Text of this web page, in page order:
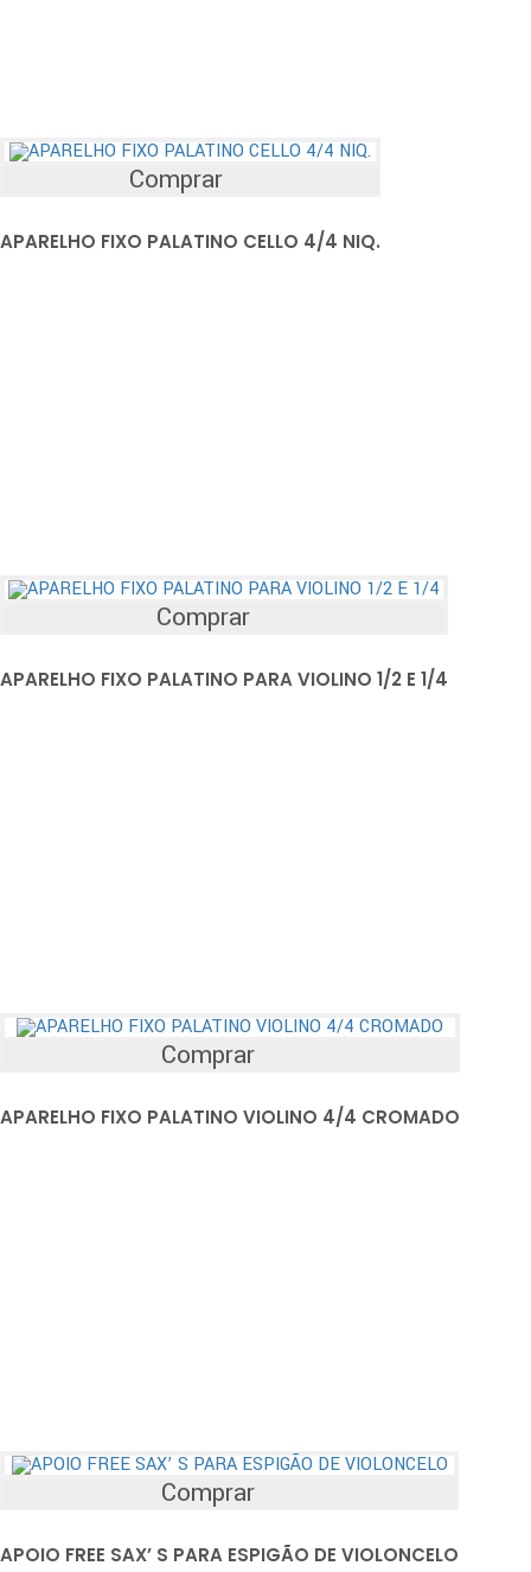
Comprar
APARELHO FIXO PALATINO CELLO 4/4 NIQ.
Comprar
APARELHO FIXO PALATINO PARA VIOLINO 1/2 E 1/4
Comprar
APARELHO FIXO PALATINO VIOLINO 4/4 CROMADO
Comprar
APOIO FREE SAX’ S PARA ESPIGÃO DE VIOLONCELO